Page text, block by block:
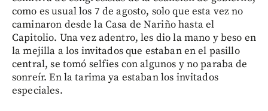
como es usual los 7 de agosto, solo que esta vez no
caminaron desde la Casa de Nariño hasta el
Capitolio. Una vez adentro, les dio la mano y beso en
la mejilla a los invitados que estaban en el pasillo
central, se tomó selfies con algunos y no paraba de
sonreír. En la tarima ya estaban los invitados
especiales.